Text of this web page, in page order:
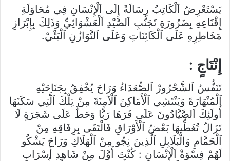
يَسْتَعْرِضُ اَلْكَاتِبُ رِسَالَةً إِلَى اَلْإِنْسَانِ فِي مُحَاوَلَةِ
إِقْنَاعِهِ بِضَرُورَةِ تَجَنُّبِ اَلصَّيْدِ اَلْعَشْوَائِيِّ وَذَلِكَ بِإِبْرَازِ
مَخَاطِرِهِ عَلَى اَلْكَائِنَاتِ وَعَلَى اَلتَّوَازُنِ اَلْبَئْيْ.
إِنْتَاجٍ :
تَنَفُّسُ اَلشَّحْرُورْ اَلصُّعَدَاءُ وَرَاحَ يُخْفِقُ بِجَنَاحَيْهِ
اَلْمُنْهَارَةَ وَيَنْتَشِي اَلْأَمَاكِنَ اَلْآمِنَةَ مِنْ تِلْكَ اَلَّتِي سَكَنَهَا
أُولَئِكَ اَلصَّيَّادُونَ عَلَى فَرَهَا رَبًّا وَحَطَّ عَلَى شَجَرَةٍ لَا
تَزَالُ تُغَطِّيهَا بَعْضُ اَلْأَوْرَاقِ فَالْتَقَى بِرِفَاقِهِ مِنْ
اَلْحَمَّامِ وَالْبَلَابِلِ اَلَّذِينَ نِجُو مِنْ اَلْهَلَاكِ وَرَاحَ يَشْكُو
لَهُمْ فِسْوَةْ اَلْإِنْسَانِ : كُنْتَ أَوَّلَ مِنْ شَاهِدِ أَسْرَابِ